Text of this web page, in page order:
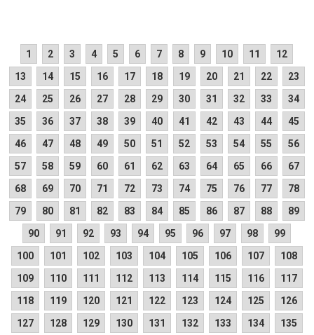
1 2 3 4 5 6 7 8 9 10 11
12
13
14 15 16 17 18 19 20 21 22
23
24
25 26 27 28 29 30 31 32 33
34
35
36 37 38 39 40 41 42 43 44
45
46
47 48 49 50 51 52 53 54 55
56
57
58 59 60 61 62 63 64 65 66
67
68
69 70 71 72 73 74 75 76 77
78
79
80 81 82 83 84 85 86 87 88
89
90
91 92 93 94 95 96 97 98
99
100
101 102 103 104 105 106 107
108
109
110 111 112 113 114 115 116
117
118
119 120 121 122 123 124 125
126
127
128 129 130 131 132 133 134
135